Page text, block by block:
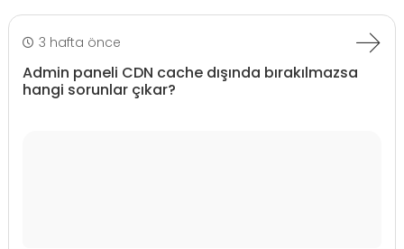
3 hafta önce
Admin paneli CDN cache dışında bırakılmazsa
hangi sorunlar çıkar?